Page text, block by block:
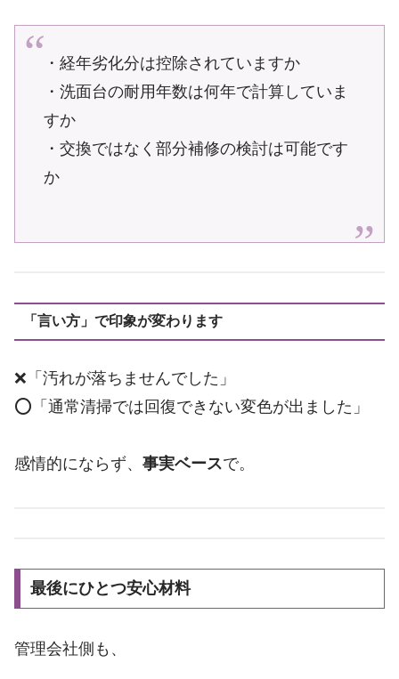
・経年劣化分は控除されていますか
・洗面台の耐用年数は何年で計算していま
すか
・交換ではなく部分補修の検討は可能です
か
「言い方」で印象が変わります
❌「汚れが落ちませんでした」
⭕「通常清掃では回復できない変色が出ました」
感情的にならず、 事実ベースで。
最後にひとつ安心材料
管理会社側も、